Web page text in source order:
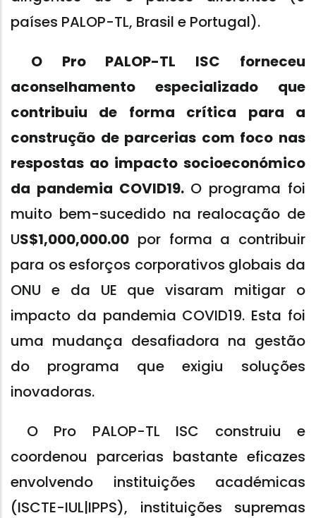
países PALOP-TL, Brasil e Portugal).
O Pro PALOP-TL ISC forneceu
aconselhamento especializado que
contribuiu de forma crítica para a
construção de parcerias com foco nas
respostas ao impacto socioeconómico
da pandemia COVID19.O programa foi
muito bem-sucedido na realocação de
US$1,000,000.00 por forma a contribuir
para os esforços corporativos globais da
ONU e da UE que visaram mitigar o
impacto da pandemia COVID19. Esta foi
uma mudança desafiadora na gestão
do programa que exigiu soluções
inovadoras.
O Pro PALOP-TL ISC construiu e
coordenou parcerias bastante eficazes
envolvendo instituições académicas
(ISCTE-IUL|IPPS), instituições supremas